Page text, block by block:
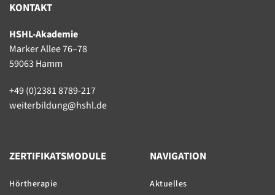
KONTAKT
HSHL-Akademie
Marker Allee 76–78
59063 Hamm
+49 (0)2381 8789-217
weiterbildung@hshl.de
ZERTIFIKATSMODULE
Hörtherapie
NAVIGATION
Aktuelles